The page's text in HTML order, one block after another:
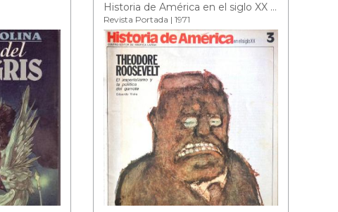
Historia de América en el siglo XX Nº3
Revista Portada | 1971